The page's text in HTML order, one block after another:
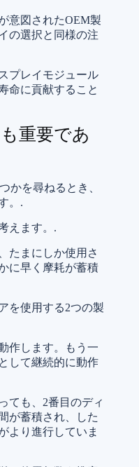
意図されたOEM製
の選択と同様の注
プレイモジュール
命に貢献すること
重要であ
かを尋ねるとき、
。.
えます。.
たまにしか使用さ
に早く摩耗が蓄積
を使用する2つの製
作します。もう一
して継続的に動作
ても、2番目のディ
が蓄積され、した
より進行していま